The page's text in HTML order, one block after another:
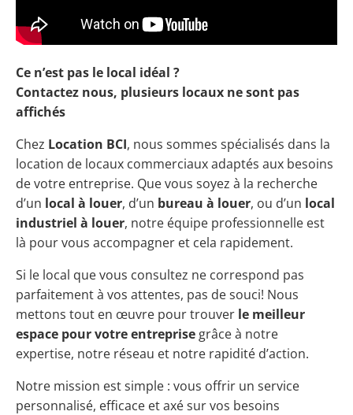
Ce n’est pas le local idéal ?
Contactez nous, plusieurs locaux ne sont pas
affichés
Chez Location BCI, nous sommes spécialisés dans la
location de locaux commerciaux adaptés aux besoins
de votre entreprise. Que vous soyez à la recherche
d’un local à louer, d’un bureau à louer, ou d’un local
industriel à louer, notre équipe professionnelle est
là pour vous accompagner et cela rapidement.
Si le local que vous consultez ne correspond pas
parfaitement à vos attentes, pas de souci! Nous
mettons tout en œuvre pour trouver le meilleur
espace pour votre entreprise grâce à notre
expertise, notre réseau et notre rapidité d’action.
Notre mission est simple : vous offrir un service
personnalisé, efficace et axé sur vos besoins